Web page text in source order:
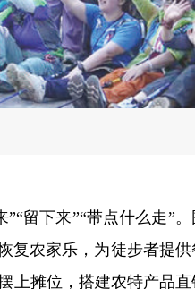
留下来”“带点什么走”。
复农家乐，为徒步者提供
上摊位，搭建农特产品直